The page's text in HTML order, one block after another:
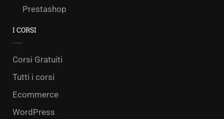
Prestashop
I CORSI
Corsi Gratuiti
Tutti i corsi
Ecommerce
WordPress